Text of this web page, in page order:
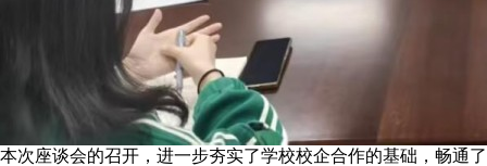
本次座谈会的召开，进一步夯实了学校校企合作的基础，畅通了